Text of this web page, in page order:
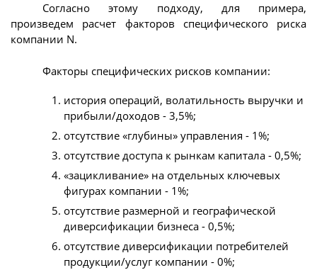
Согласно этому подходу, для примера,
произведем расчет факторов специфического риска
компании N.
Факторы специфических рисков компании:
история операций, волатильность выручки и
прибыли/доходов - 3,5%;
отсутствие «глубины» управления - 1%;
отсутствие доступа к рынкам капитала - 0,5%;
«зацикливание» на отдельных ключевых
фигурах компании - 1%;
отсутствие размерной и географической
диверсификации бизнеса - 0,5%;
отсутствие диверсификации потребителей
продукции/услуг компании - 0%;